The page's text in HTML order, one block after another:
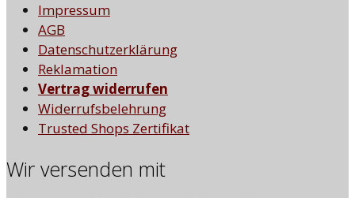
Impressum
AGB
Datenschutzerklärung
Reklamation
Vertrag widerrufen
Widerrufsbelehrung
Trusted Shops Zertifikat
Wir versenden mit